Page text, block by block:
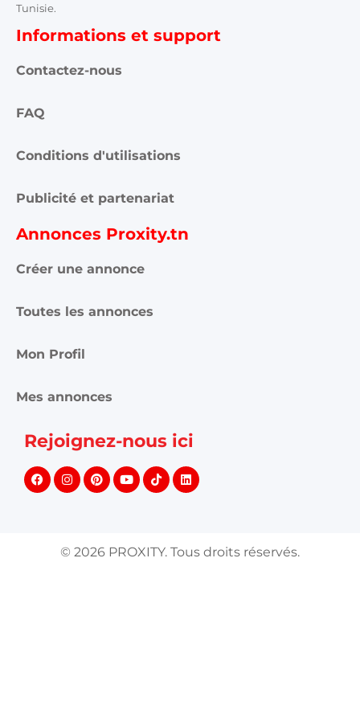
Tunisie.
Informations et support
Contactez-nous
FAQ
Conditions d'utilisations
Publicité et partenariat
Annonces Proxity.tn
Créer une annonce
Toutes les annonces
Mon Profil
Mes annonces
Rejoignez-nous ici
© 2026 PROXITY. Tous droits réservés.